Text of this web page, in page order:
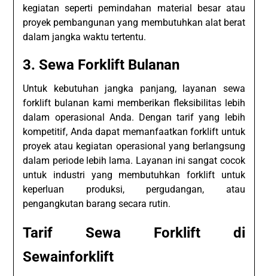
kegiatan seperti pemindahan material besar atau
proyek pembangunan yang membutuhkan alat berat
dalam jangka waktu tertentu.
3.Sewa Forklift Bulanan
Untuk kebutuhan jangka panjang, layanan sewa
forklift bulanan kami memberikan fleksibilitas lebih
dalam operasional Anda. Dengan tarif yang lebih
kompetitif, Anda dapat memanfaatkan forklift untuk
proyek atau kegiatan operasional yang berlangsung
dalam periode lebih lama. Layanan ini sangat cocok
untuk industri yang membutuhkan forklift untuk
keperluan produksi, pergudangan, atau
pengangkutan barang secara rutin.
Tarif Sewa Forklift di
Sewainforklift